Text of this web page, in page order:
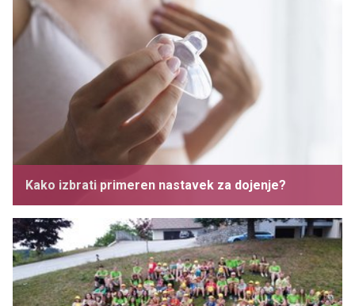
Kako izbrati primeren nastavek za dojenje?